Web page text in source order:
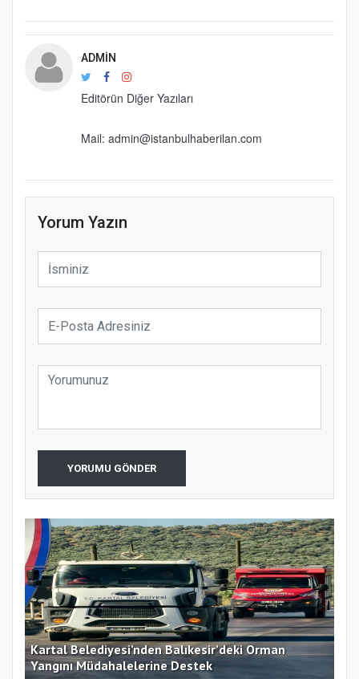
ADMIN
Editörün Diğer Yazıları
Mail: admin@istanbulhaberilan.com
Yorum Yazın
YORUMU GÖNDER
Kartal Belediyesi’nden Balıkesir’deki Orman
Yangını Müdahalelerine Destek